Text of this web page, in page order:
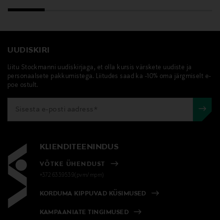
UUDISKIRI
Liitu Stockmanni uudiskirjaga, et olla kursis värskete uudiste ja
personaalsete pakkumistega. Liitudes saad ka -10% oma järgmiselt e-
poe ostult.
KLIENDITEENINDUS
VÕTKE ÜHENDUST
+372 6339539(pvm/mpm)
KORDUMA KIPPUVAD KÜSIMUSED
KAMPAANIATE TINGIMUSED